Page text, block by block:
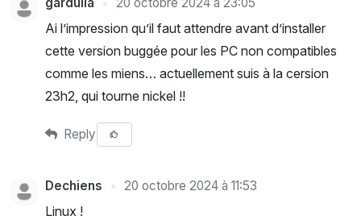
Ai l’impression qu’il faut attendre avant d’installer
cette version buggée pour les PC non compatibles
comme les miens… actuellement suis à la cersion
23h2, qui tourne nickel !!
Reply
Dechiens 20 octobre 2024 à 11:53
Linux !